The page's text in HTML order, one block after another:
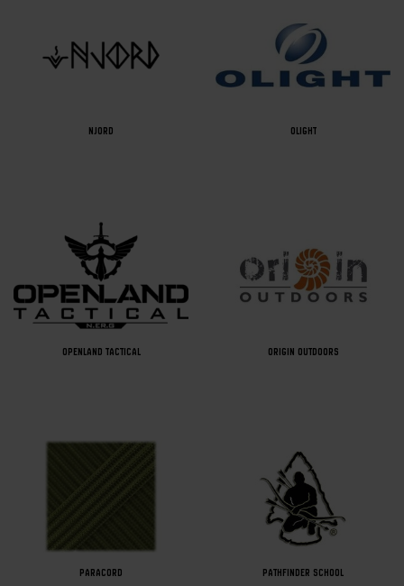
NJORD OLIGHT
OPENLAND TACTICAL ORIGIN OUTDOORS
PARACORD PATHFINDER SCHOOL